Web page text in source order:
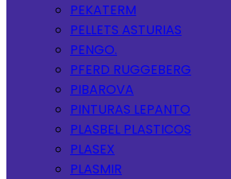
PEKATERM
PELLETS ASTURIAS
PENGO.
PFERD RUGGEBERG
PIBAROVA
PINTURAS LEPANTO
PLASBEL PLASTICOS
PLASEX
PLASMIR